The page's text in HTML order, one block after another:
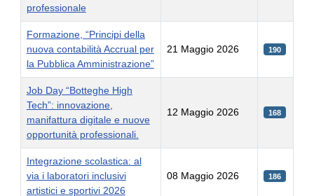
professionale
Formazione, “Principi della
nuova contabilità Accrual per
la Pubblica Amministrazione”
21 Maggio 2026 190
Job Day “Botteghe High
Tech”: innovazione,
manifattura digitale e nuove
opportunità professionali.
12 Maggio 2026 168
Integrazione scolastica: al
via i laboratori inclusivi
artistici e sportivi 2026
08 Maggio 2026 186